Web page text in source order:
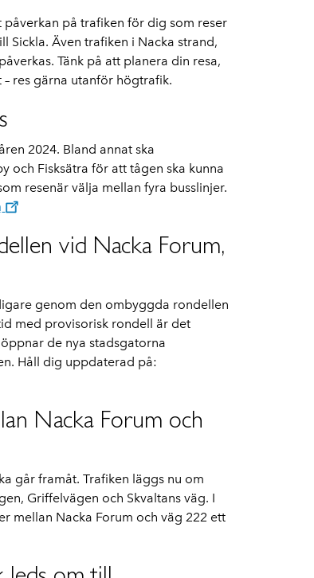
på trafiken för dig som reser
Sickla. Även trafiken i Nacka strand,
Tänk på att planera din resa,
res gärna utanför högtrafik.
2024. Bland annat ska
och Fisksätra för att tågen ska kunna
resenär välja mellan fyra busslinjer.
vid Nacka Forum,
genom den ombyggda rondellen
med provisorisk rondell är det
de nya stadsgatorna
Håll dig uppdaterad på:
Nacka Forum och
går framåt. Trafiken läggs nu om
Griffelvägen och Skvaltans väg. I
mellan Nacka Forum och väg 222 ett